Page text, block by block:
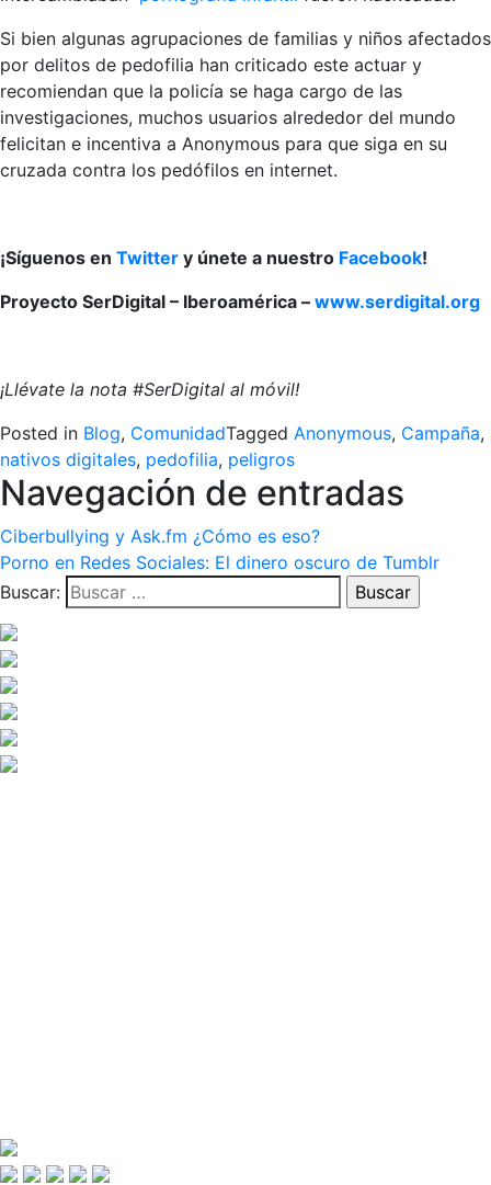
Si bien algunas agrupaciones de familias y niños afectados
por delitos de pedofilia han criticado este actuar y
recomiendan que la policía se haga cargo de las
investigaciones, muchos usuarios alrededor del mundo
felicitan e incentiva a Anonymous para que siga en su
cruzada contra los pedófilos en internet.
¡Síguenos en Twitter y únete a nuestro Facebook!
Proyecto SerDigital – Iberoamérica – www.serdigital.org
¡Llévate la nota #SerDigital al móvil!
Posted in Blog, ComunidadTagged Anonymous, Campaña,
nativos digitales, pedofilia, peligros
Navegación de entradas
Ciberbullying y Ask.fm ¿Cómo es eso?
Porno en Redes Sociales: El dinero oscuro de Tumblr
Buscar: